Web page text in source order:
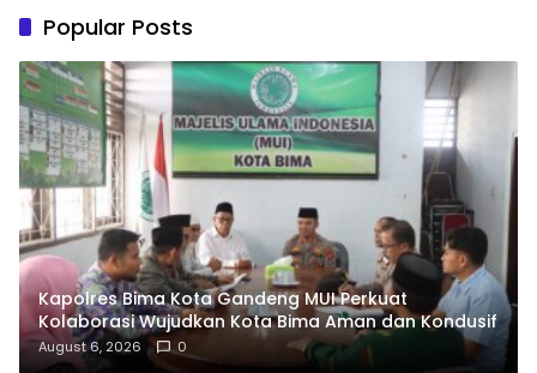
Popular Posts
Kapolres Bima Kota Gandeng MUI Perkuat
Kolaborasi Wujudkan Kota Bima Aman dan Kondusif
August 6, 2026 0